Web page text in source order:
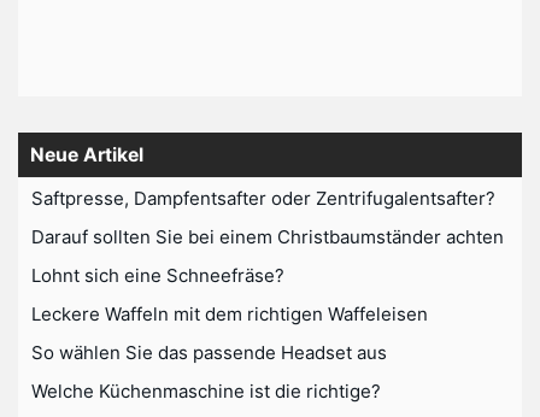
Neue Artikel
Saftpresse, Dampfentsafter oder Zentrifugalentsafter?
Darauf sollten Sie bei einem Christbaumständer achten
Lohnt sich eine Schneefräse?
Leckere Waffeln mit dem richtigen Waffeleisen
So wählen Sie das passende Headset aus
Welche Küchenmaschine ist die richtige?